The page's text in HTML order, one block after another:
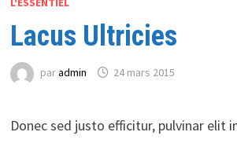
Lacus Ultricies
paradmin 24 mars 2015
Donec sed justo efficitur, pulvinar elit